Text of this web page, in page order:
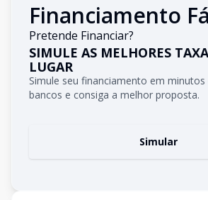
Financiamento
Pretende Financiar?
SIMULE AS MELHORES
LUGAR
Simule seu financiamento em
bancos e consiga a melhor proposta.
Simular